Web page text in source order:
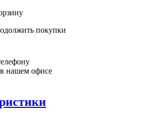
покупки
нашем офисе